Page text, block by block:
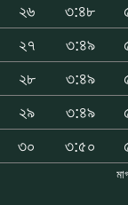
২৬
৩:৪৮
২৭
৩:৪৯
২৮
৩:৪৯
২৯
৩:৪৯
৩০
৩:৫০